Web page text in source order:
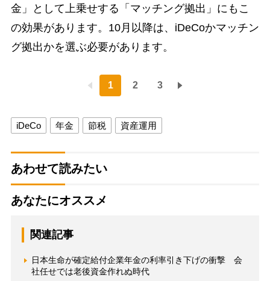
金」として上乗せする「マッチング拠出」にもこ
の効果があります。10月以降は、iDeCoかマッチン
グ拠出かを選ぶ必要があります。
1 2 3
iDeCo 年金 節税 資産運用
あわせて読みたい
あなたにオススメ
関連記事
日本生命が確定給付企業年金の利率引き下げの衝撃 会
社任せでは老後資金作れぬ時代